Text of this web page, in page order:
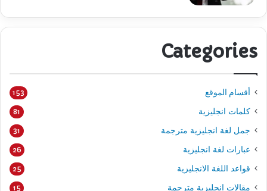
Categories
أقسام الموقع 153
كلمات انجليزية 81
جمل لغة انجليزية مترجمة 31
عبارات لغة انجليزية 26
قواعد اللغة الانجليزية 25
مقالات انجليزية مترجمة 15